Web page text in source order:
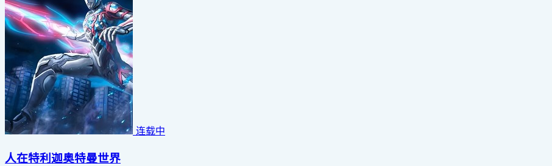
连载中
人在特利迦奥特曼世界